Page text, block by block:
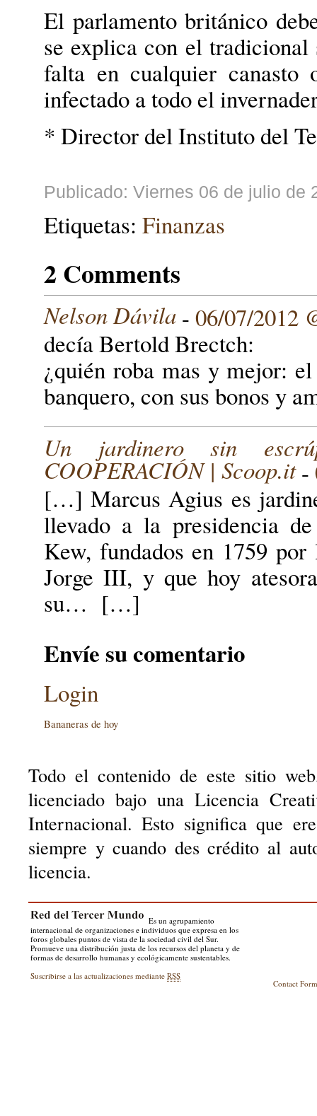
El parlamento británico
se explica con el
falta en cualquier
infectado a todo el
* Director del Instituto del
Publicado: Viernes 06 de julio de
Etiquetas: Finanzas
2 Comments
Nelson Dávila - 06/07/2012
decía Bertold Brectch:
¿quién roba mas y mejor:
banquero, con sus bonos y
Un jardinero sin
COOPERACIÓN | Scoop.it-
[…] Marcus Agius es
llevado a la presidencia
Kew, fundados en 1759
Jorge III, y que hoy
su… […]
Envíe su comentario
Login
Bananeras de hoy
Todo el contenido de este sitio
licenciado bajo una Licencia
Internacional. Esto significa que
siempre y cuando des crédito al
licencia.
Es un agrupamiento
internacional de organizaciones e individuos que expresa en los
foros globales puntos de vista de la sociedad civil del Sur.
Promueve una distribución justa de los recursos del planeta y de
formas de desarrollo humanas y ecológicamente sustentables.
Suscribirse a las actualizaciones medianteRSS
Contact Form